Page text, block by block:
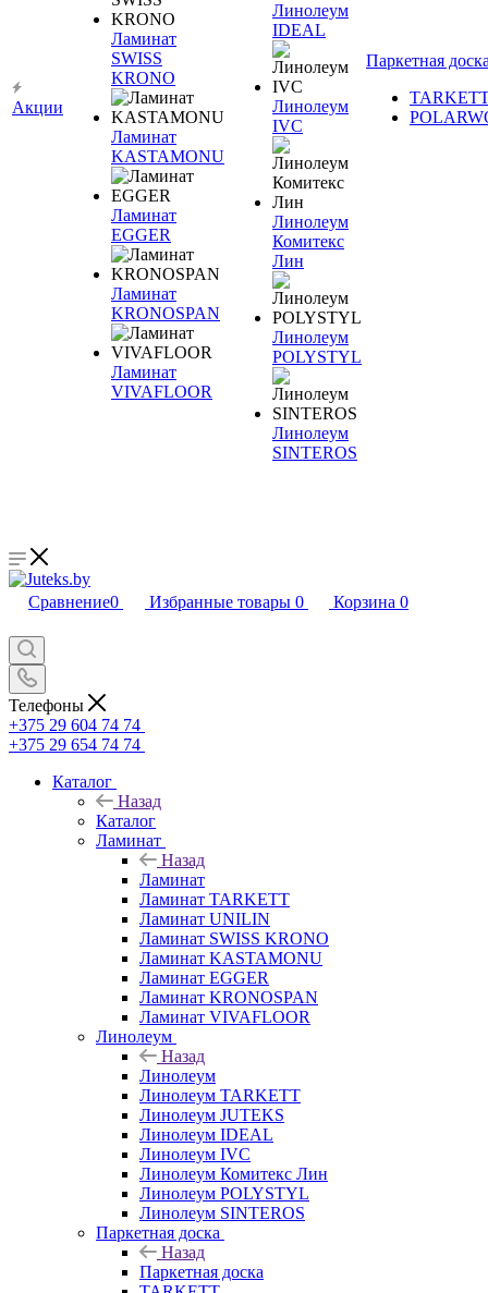
Акции
Ламинат
SWISS
KRONO
Ламинат
KASTAMONU
Ламинат
EGGER
Ламинат
KRONOSPAN
Ламинат
VIVAFLOOR
Линолеум
IDEAL
Линолеум
IVC
Линолеум
Комитекс
Лин
Линолеум
POLYSTYL
Линолеум
SINTEROS
Паркетная
Сравнение0 Избранные товары 0 Корзина 0
Телефоны
+375 29 604 74 74
+375 29 654 74 74
Каталог
Назад
Каталог
Ламинат
Назад
Ламинат
Ламинат TARKETT
Ламинат UNILIN
Ламинат SWISS KRONO
Ламинат KASTAMONU
Ламинат EGGER
Ламинат KRONOSPAN
Ламинат VIVAFLOOR
Линолеум
Назад
Линолеум
Линолеум TARKETT
Линолеум JUTEKS
Линолеум IDEAL
Линолеум IVC
Линолеум Комитекс Лин
Линолеум POLYSTYL
Линолеум SINTEROS
Паркетная доска
Назад
Паркетная доска